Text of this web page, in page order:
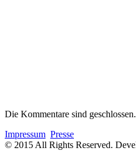
Die Kommentare sind geschlossen.
Impressum Presse
© 2015 All Rights Reserved.